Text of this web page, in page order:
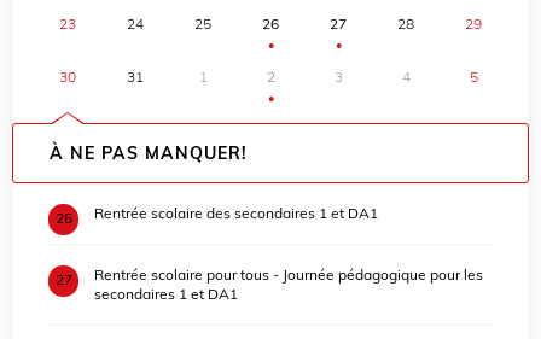
23 24 25 26
●
27
●
28 29
30 31 1 2
●
3 4 5
À NE PAS MANQUER!
26 Rentrée scolaire des secondaires 1 et DA1
27
Rentrée scolaire pour tous - Journée pédagogique pour les
secondaires 1 et DA1